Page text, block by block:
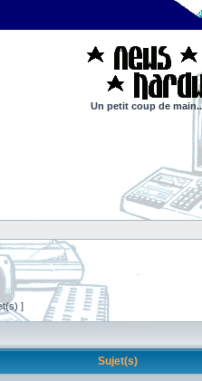
Un petit coup de
]
Sujet(s)